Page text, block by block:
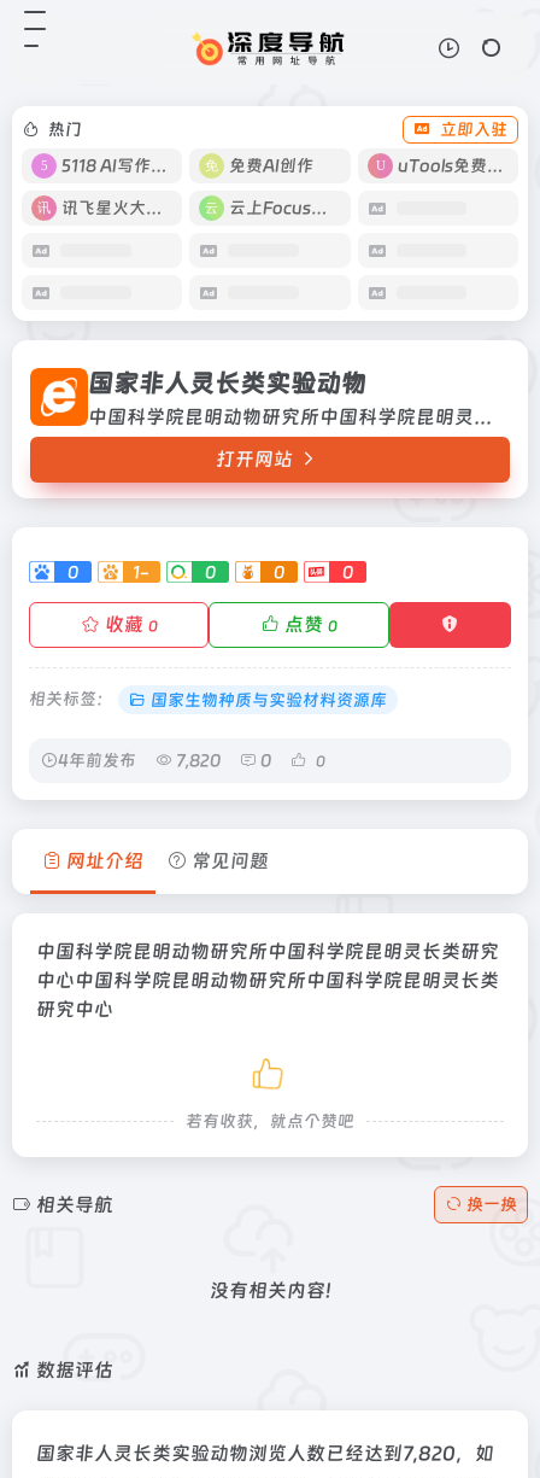
热门
立即入驻
5118 AI写作工具
免费AI创作 uTools免费工具箱
讯飞星火大模型 云上Focus接码
国家非人灵长类实验动物
中国科学院昆明动物研究所中国科学院昆明灵长类研究中心中国科学院昆明动物研究所中国科学院昆明灵长类研究中心
打开网站
0 1- 0 0 0
收藏 0 点赞 0
相关标签： 国家生物种质与实验材料资源库
4年前发布 7,820 0 0
国家非人灵长类实验动物
院昆明灵长类研究中心中国科学院昆
明动物研究所中国科学院昆明灵长类
网址介绍 常见问题
中国科学院昆明动物研究所中国科学院昆明灵长类研究
中心中国科学院昆明动物研究所中国科学院昆明灵长类
研究中心
若有收获，就点个赞吧
相关导航 换一换
没有相关内容!
数据评估
国家非人灵长类实验动物浏览人数已经达到7,820，如